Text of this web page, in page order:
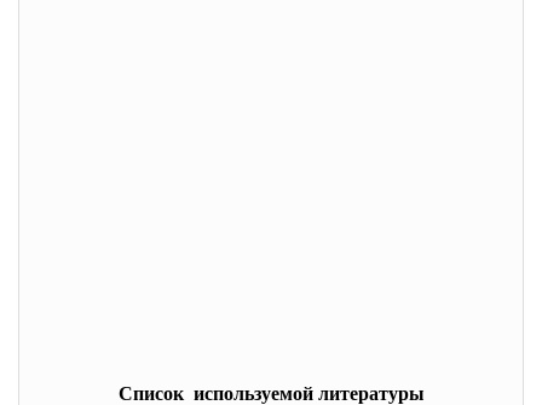
Список используемой литературы